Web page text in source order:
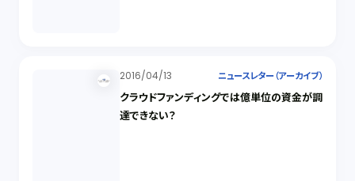
2016/04/13 ニュースレター（アーカイブ）
クラウドファンディングでは億単位の資金が調
達できない？